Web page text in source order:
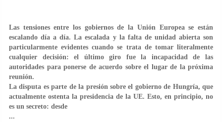
Las tensiones entre los gobiernos de la Unión Europea se están
escalando día a día. La escalada y la falta de unidad abierta son
particularmente evidentes cuando se trata de tomar literalmente
cualquier decisión: el último giro fue la incapacidad de las
autoridades para ponerse de acuerdo sobre el lugar de la próxima
reunión.
La disputa es parte de la presión sobre el gobierno de Hungría, que
actualmente ostenta la presidencia de la UE. Esto, en principio, no
es un secreto: desde
...